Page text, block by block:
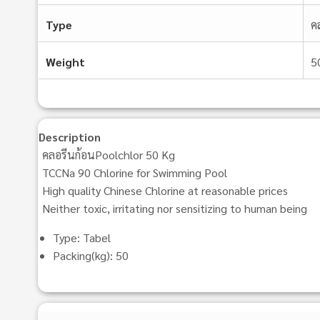
Type ค
Weight
Description
คลอรีนก้อนPoolchlor 50 Kg
TCCNa 90 Chlorine for Swimming Pool
High quality Chinese Chlorine at reasonable prices
Neither toxic, irritating nor sensitizing to human being
Type: Tabel
Packing(kg): 50